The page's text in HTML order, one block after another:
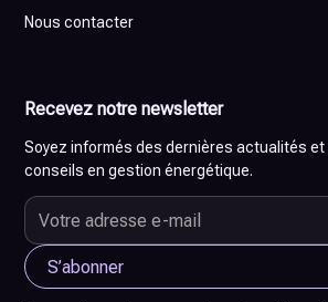
Nous contacter
Recevez notre newsletter
Soyez informés des dernières actualités
conseils en gestion énergétique.